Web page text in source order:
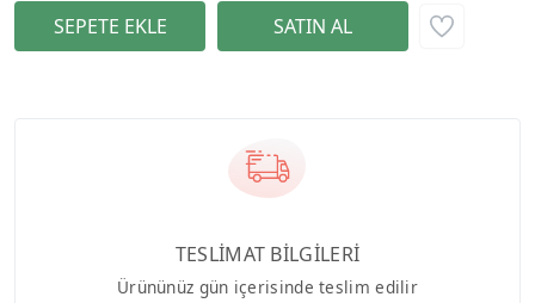
TESLİMAT BİLGİLERİ
Ürününüz gün içerisinde teslim edilir